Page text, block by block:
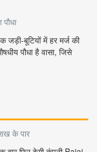
जड़ी-बूटियों में हर मर्ज की
पौधा है वासा, जिसे
के पार